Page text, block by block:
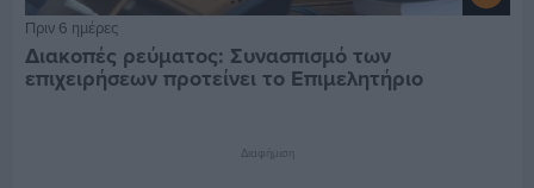
Πριν 6 ημέρες
Διακοπές ρεύματος: Συνασπισμό των
επιχειρήσεων προτείνει το Επιμελητήριο
Διαφήμιση